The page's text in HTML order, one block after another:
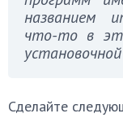
названием
что-то в
Сделайте